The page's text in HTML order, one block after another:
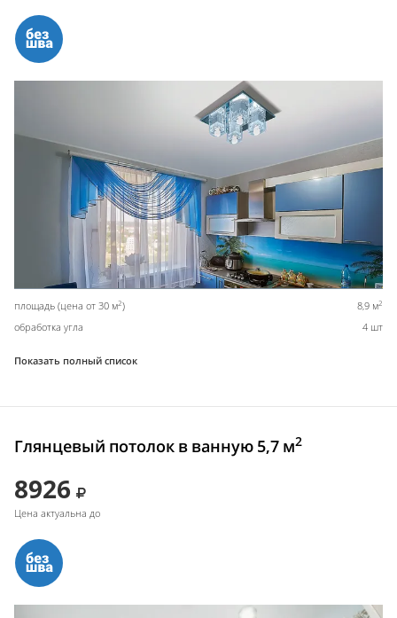
площадь (цена от 30 м2) 8,9 м2
обработка угла 4 шт
Показать полный список
Глянцевый потолок в ванную 5,7 м2
8926
Цена актуальна до